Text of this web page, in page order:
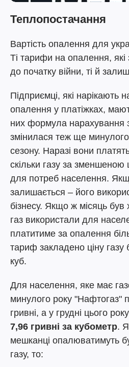
Теплопостачання
Вартість опалення для
Ті тарифи на опалення, які
до початку війни, ті й
Підприємці, які нарікають
опалення у платіжках,
них формула нарахування
змінилася теж ще
сезону. Наразі вони
скільки газу за зменшеною
для потреб населення.
залишається – його
бізнесу. Якщо ж місяць був
газ використали для
платитиме за опалення
тариф закладено ціну газу
куб.
Для населення, яке має
минулого року "Нафтогаз"
гривні, а у грудні цього року
7,96 гривні за кубометр.
мешканці опалюватимуть
газу, то: